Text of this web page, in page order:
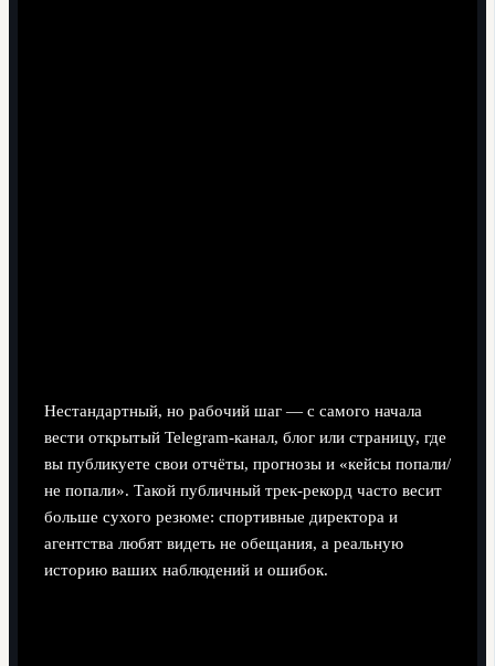
Нестандартный, но рабочий шаг — с самого начала
вести открытый Telegram‑канал, блог или страницу, где
вы публикуете свои отчёты, прогнозы и «кейсы попали/
не попали». Такой публичный трек-рекорд часто весит
больше сухого резюме: спортивные директора и
агентства любят видеть не обещания, а реальную
историю ваших наблюдений и ошибок.